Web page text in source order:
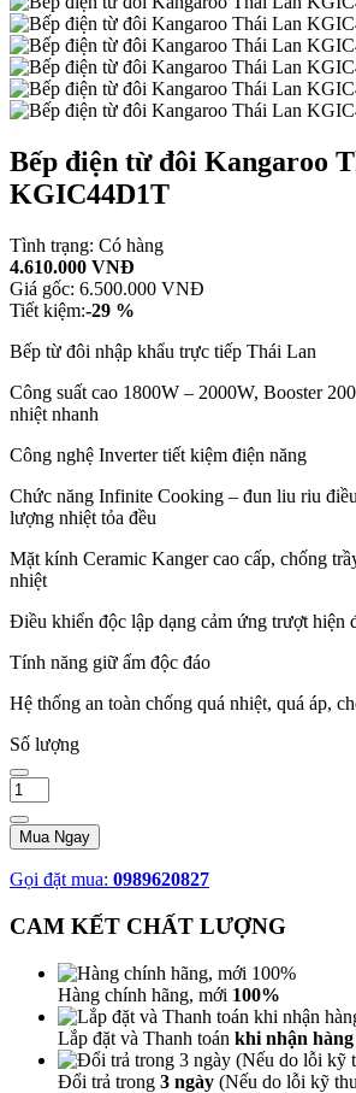
Bếp điện từ đôi Kangaroo
KGIC44D1T
Tình trạng: Có hàng
4.610.000 VNĐ
Giá gốc: 6.500.000 VNĐ
Tiết kiệm:-29 %
Bếp từ đôi nhập khẩu trực tiếp Thái Lan
Công suất cao 1800W – 2000W, Booster
nhiệt nhanh
Công nghệ Inverter tiết kiệm điện năng
Chức năng Infinite Cooking – đun liu riu
lượng nhiệt tỏa đều
Mặt kính Ceramic Kanger cao cấp, chống
nhiệt
Điều khiển độc lập dạng cảm ứng trượt hiện
Tính năng giữ ấm độc đáo
Hệ thống an toàn chống quá nhiệt, quá áp,
Số lượng
Mua Ngay
Gọi đặt mua: 0989620827
CAM KẾT CHẤT LƯỢNG
Hàng chính hãng, mới 100%
Lắp đặt và Thanh toán khi nhận hàng
Đổi trả trong 3 ngày (Nếu do lỗi kỹ